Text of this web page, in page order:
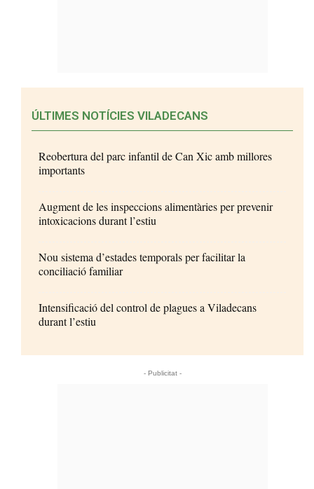
ÚLTIMES NOTÍCIES VILADECANS
Reobertura del parc infantil de Can Xic amb millores
importants
Augment de les inspeccions alimentàries per prevenir
intoxicacions durant l’estiu
Nou sistema d’estades temporals per facilitar la
conciliació familiar
Intensificació del control de plagues a Viladecans
durant l’estiu
- Publicitat -